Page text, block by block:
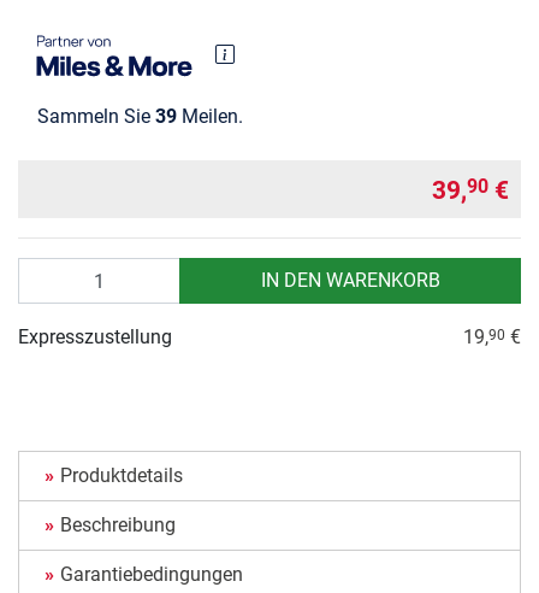
Sammeln Sie 39 Meilen.
39,90 €
IN DEN WARENKORB
Expresszustellung 19,90 €
Produktdetails
Beschreibung
Garantiebedingungen